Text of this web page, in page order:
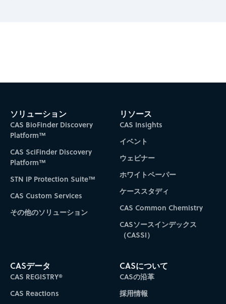
ソリューション
CAS BioFinder Discovery
Platform™
CAS SciFinder Discovery
Platform™
STN IP Protection Suite™
CAS Custom Services
その他のソリューション
リソース
CAS Insights
イベント
ウェビナー
ホワイトペーパー
ケーススタディ
CAS Common Chemistry
CASソースインデックス
（CASSI）
CASデータ
CAS REGISTRY®
CAS Reactions
CASについて
CASの沿革
採用情報